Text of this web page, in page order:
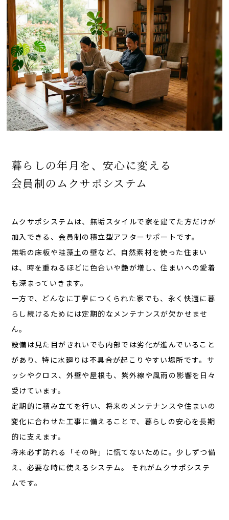
暮らしの年月を、安心に変える
会員制のムクサポシステム
ムクサポシステムは、無垢スタイルで家を建てた方だけが
加入できる、会員制の積立型アフターサポートです。
無垢の床板や珪藻土の壁など、自然素材を使った住まい
は、時を重ねるほどに色合いや艶が増し、住まいへの愛着
も深まっていきます。
一方で、どんなに丁寧につくられた家でも、永く快適に暮
らし続けるためには定期的なメンテナンスが欠かせませ
ん。
設備は見た目がきれいでも内部では劣化が進んでいること
があり、特に水廻りは不具合が起こりやすい場所です。サ
ッシやクロス、外壁や屋根も、紫外線や風雨の影響を日々
受けています。
定期的に積み立てを行い、将来のメンテナンスや住まいの
変化に合わせた工事に備えることで、暮らしの安心を長期
的に支えます。
将来必ず訪れる「その時」に慌てないために。少しずつ備
え、必要な時に使えるシステム。 それがムクサポシステ
ムです。